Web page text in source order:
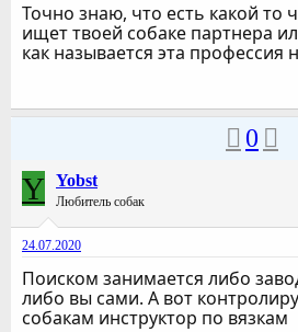
Точно знаю, что есть какой то
ищет твоей собаке партнера
как называется эта профессия
0
Y Yobst
Любитель собак
24.07.2020
Поиском занимается либо
либо вы сами. А вот
собакам инструктор по вязкам